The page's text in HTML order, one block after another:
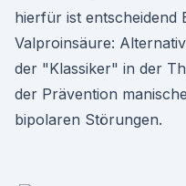
hierfür ist entscheidend
Valproinsäure:
der "Klassiker" in der
der Prävention
bipolaren Störungen.